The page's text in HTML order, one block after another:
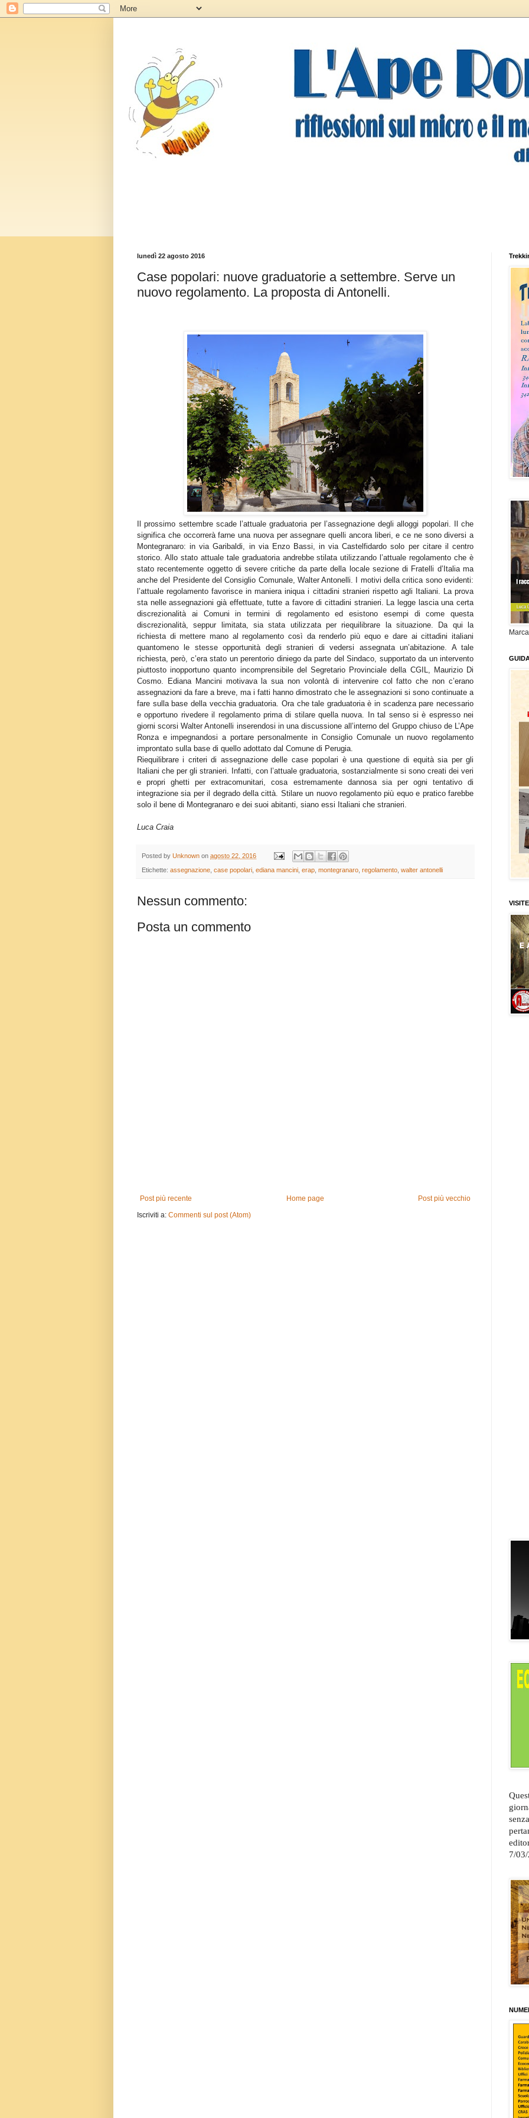
lunedì 22 agosto 2016
Case popolari: nuove graduatorie a settembre. Serve un
nuovo regolamento. La proposta di Antonelli.
Il prossimo settembre scade l’attuale graduatoria per l’assegnazione degli alloggi popolari. Il che
significa che occorrerà farne una nuova per assegnare quelli ancora liberi, e ce ne sono diversi a
Montegranaro: in via Garibaldi, in via Enzo Bassi, in via Castelfidardo solo per citare il centro
storico. Allo stato attuale tale graduatoria andrebbe stilata utilizzando l’attuale regolamento che è
stato recentemente oggetto di severe critiche da parte della locale sezione di Fratelli d’Italia ma
anche del Presidente del Consiglio Comunale, Walter Antonelli. I motivi della critica sono evidenti:
l’attuale regolamento favorisce in maniera iniqua i cittadini stranieri rispetto agli Italiani. La prova
sta nelle assegnazioni già effettuate, tutte a favore di cittadini stranieri. La legge lascia una certa
discrezionalità ai Comuni in termini di regolamento ed esistono esempi di come questa
discrezionalità, seppur limitata, sia stata utilizzata per riequilibrare la situazione. Da qui la
richiesta di mettere mano al regolamento così da renderlo più equo e dare ai cittadini italiani
quantomeno le stesse opportunità degli stranieri di vedersi assegnata un’abitazione. A tale
richiesta, però, c’era stato un perentorio diniego da parte del Sindaco, supportato da un intervento
piuttosto inopportuno quanto incomprensibile del Segretario Provinciale della CGIL, Maurizio Di
Cosmo. Ediana Mancini motivava la sua non volontà di intervenire col fatto che non c’erano
assegnazioni da fare a breve, ma i fatti hanno dimostrato che le assegnazioni si sono continuate a
fare sulla base della vecchia graduatoria. Ora che tale graduatoria è in scadenza pare necessario
e opportuno rivedere il regolamento prima di stilare quella nuova. In tal senso si è espresso nei
giorni scorsi Walter Antonelli inserendosi in una discussione all’interno del Gruppo chiuso de L’Ape
Ronza e impegnandosi a portare personalmente in Consiglio Comunale un nuovo regolamento
improntato sulla base di quello adottato dal Comune di Perugia.
Riequilibrare i criteri di assegnazione delle case popolari è una questione di equità sia per gli
Italiani che per gli stranieri. Infatti, con l’attuale graduatoria, sostanzialmente si sono creati dei veri
e propri ghetti per extracomunitari, cosa estremamente dannosa sia per ogni tentativo di
integrazione sia per il degrado della città. Stilare un nuovo regolamento più equo e pratico farebbe
solo il bene di Montegranaro e dei suoi abitanti, siano essi Italiani che stranieri.
Luca Craia
Posted by Unknown on agosto 22, 2016
Etichette: assegnazione case popolari ediana mancini erap montegranaro regolamento walter antonelli
Nessun commento:
Posta un commento
Post più recente Post più vecchio
Home page
Iscriviti a: Commenti sul post (Atom)
Marca
VISITE
7/